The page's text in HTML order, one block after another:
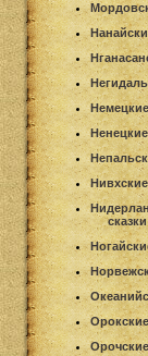
Ненецкие
Нивхские
сказки